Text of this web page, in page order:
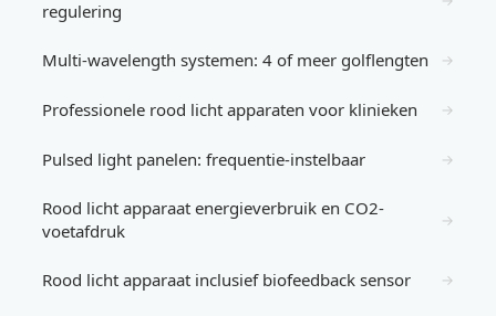
regulering
Multi-wavelength systemen: 4 of meer golflengten →
Professionele rood licht apparaten voor klinieken →
Pulsed light panelen: frequentie-instelbaar →
Rood licht apparaat energieverbruik en CO2-
voetafdruk
→
Rood licht apparaat inclusief biofeedback sensor →